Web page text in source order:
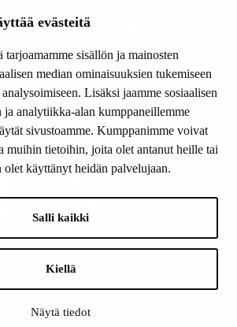
evästeitä
tarjoamamme sisällön ja mainosten
median ominaisuuksien tukemiseen
Lisäksi jaamme sosiaalisen
ja analytiikka-alan kumppaneillemme
sivustoamme. Kumppanimme voivat
muihin tietoihin, joita olet antanut heille tai
käyttänyt heidän palvelujaan.
Salli kaikki
Kiellä
Näytä tiedot
/ 23 to 25 Dec / 31 Dec